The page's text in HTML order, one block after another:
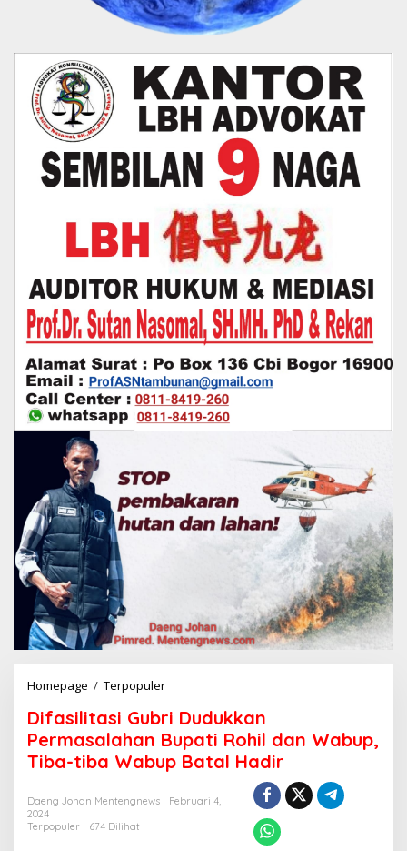
Homepage / Terpopuler
f
a
s
i
Difasilitasi Gubri Dudukkan
Permasalahan Bupati Rohil dan Wabup,
Tiba-tiba Wabup Batal Hadir
Daeng Johan Mentengnews
Februari 4,
2024
Terpopuler
674 Dilihat